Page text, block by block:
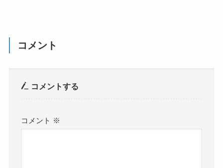
コメント
コメントする
コメント ※